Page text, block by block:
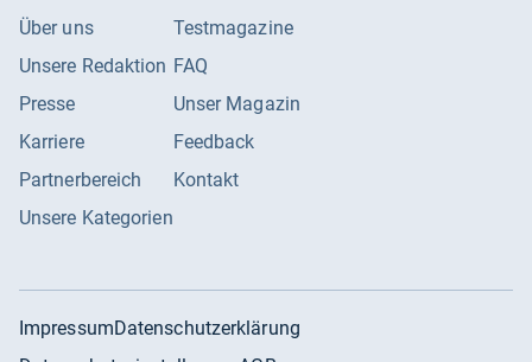
Über uns
Unsere Redaktion
Presse
Karriere
Partnerbereich
Unsere Kategorien
Testmagazine
FAQ
Unser Magazin
Feedback
Kontakt
ImpressumDatenschutzerklärung